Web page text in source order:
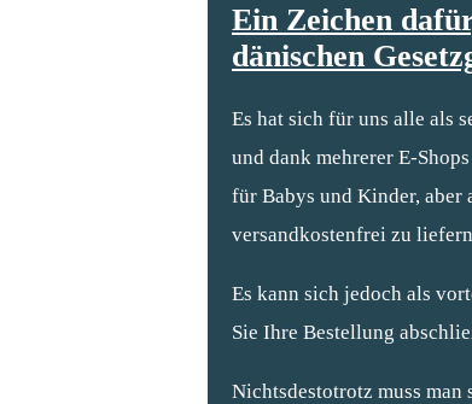
Ein Zeichen
dänischen
Es hat sich für uns alle als
und dank mehrerer E-
für Babys und Kinder, aber
versandkostenfrei zu
Es kann sich jedoch als
Sie Ihre Bestellung
Nichtsdestotrotz muss man